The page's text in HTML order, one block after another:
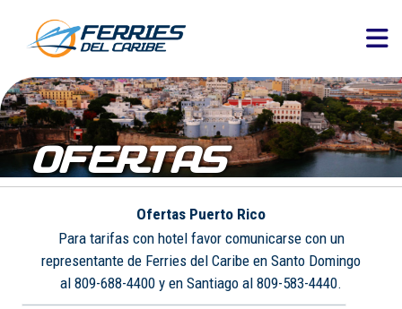
OFERTAS
Ofertas Puerto Rico
Para tarifas con hotel favor comunicarse con un
representante de Ferries del Caribe en Santo Domingo
al 809-688-4400 y en Santiago al 809-583-4440.